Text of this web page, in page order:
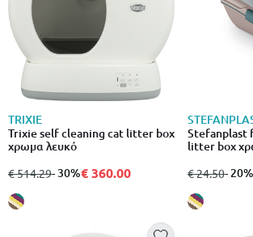
TRIXIE
Trixie self cleaning cat litter box
χρωμα λευκό
από
€ 514.29σε
- 30%€ 360.00
Stefanplast
litter box
από
€ 24.50σε
- 20%